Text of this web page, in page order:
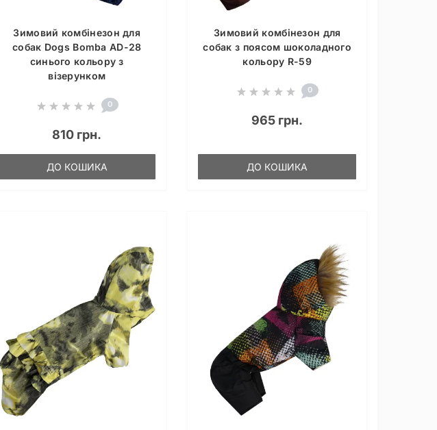
Зимовий комбінезон для
собак Dogs Bomba AD-28
синього кольору з
візерунком
0
810 грн.
ДО КОШИКА
Зимовий комбінезон для
собак з поясом шоколадного
кольору R-59
0
965 грн.
ДО КОШИКА